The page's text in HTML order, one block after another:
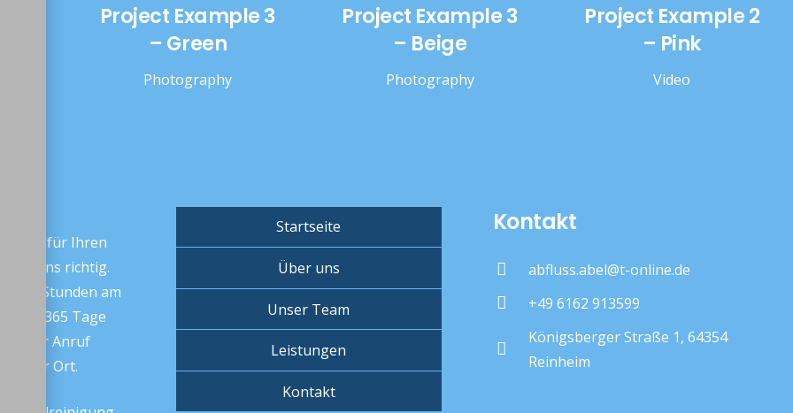
Project Example 3
– Green
Photography
Project Example 3
– Beige
Photography
Project Example 2
– Pink
Video
für Ihren
bei uns richtig.
24 Stunden am
und 365 Tage
kurzer Anruf
vor Ort.
Startseite
Über uns
Unser Team
Leistungen
Kontakt
Kontakt
abfluss.abel@t-online.de
+49 6162 913599
Königsberger Straße 1, 64354
Reinheim